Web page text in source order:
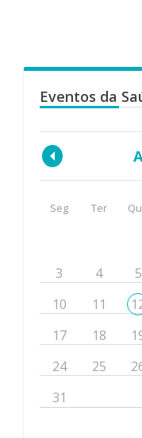
Eventos da
Seg Ter
3
4 5
10
11
17
18
24
25
31